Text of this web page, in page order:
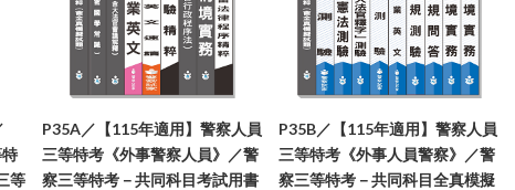
等
P35A／【115年適用】警察人員
三等特考《外事警察人員》／警
察三等特考－共同科目考試用書
P35B／【115年適用】警察人員
三等特考《外事人員警察》／警
察三等特考－共同科目全真模擬